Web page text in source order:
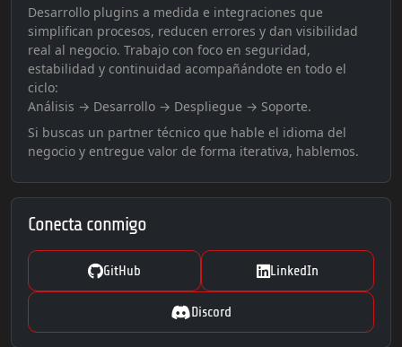
Desarrollo plugins a medida e integraciones que
simplifican procesos, reducen errores y dan visibilidad
real al negocio. Trabajo con foco en seguridad,
estabilidad y continuidad acompañándote en todo el
ciclo:
Análisis → Desarrollo → Despliegue → Soporte.
Si buscas un partner técnico que hable el idioma del
negocio y entregue valor de forma iterativa, hablemos.
Conecta conmigo
GitHub LinkedIn
Discord